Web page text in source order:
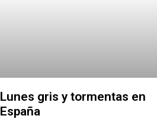
Lunes gris y tormentas en
España